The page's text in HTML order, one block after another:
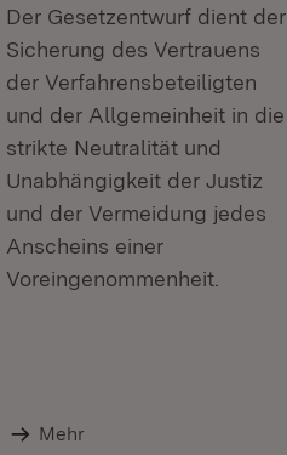
Der Gesetzentwurf dient der
Sicherung des Vertrauens
der Verfahrensbeteiligten
und der Allgemeinheit in die
strikte Neutralität und
Unabhängigkeit der Justiz
und der Vermeidung jedes
Anscheins einer
Voreingenommenheit.
Mehr